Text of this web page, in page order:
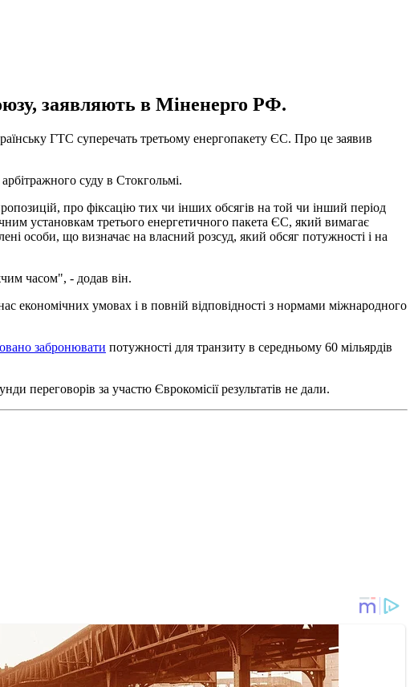
заявляють в Міненерго РФ.
ГТС суперечать третьому енергопакету ЄС. Про це заявив
суду в Стокгольмі.
про фіксацію тих чи інших обсягів на той чи інший період
установкам третього енергетичного пакета ЄС, який вимагає
особи, що визначає на власний розсуд, який обсяг потужності і на
часом", - додав він.
економічних умовах і в повній відповідності з нормами міжнародного
забронювати потужності для транзиту в середньому 60 мільярдів
переговорів за участю Єврокомісії результатів не дали.